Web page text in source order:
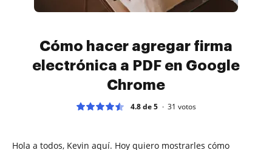
Cómo hacer agregar firma
electrónica a PDF en Google
Chrome
4.8 de 5 31 votos
Hola a todos, Kevin aquí. Hoy quiero mostrarles cómo